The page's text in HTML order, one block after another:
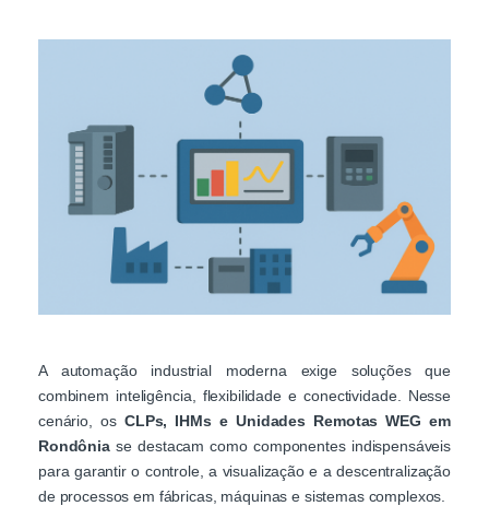
A automação industrial moderna exige soluções que
combinem inteligência, flexibilidade e conectividade. Nesse
cenário, os CLPs, IHMs e Unidades Remotas WEG em
Rondôniase destacam como componentes indispensáveis
para garantir o controle, a visualização e a descentralização
de processos em fábricas, máquinas e sistemas complexos.